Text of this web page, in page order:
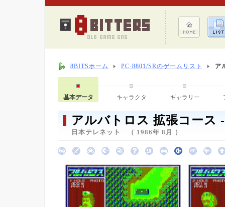
8BITSホーム PC-8801/SRのゲームリスト ア
基本データ キャラクタ ギャラリー
アルバトロス 拡張コース
日本テレネット （ 1986年 8月 ）